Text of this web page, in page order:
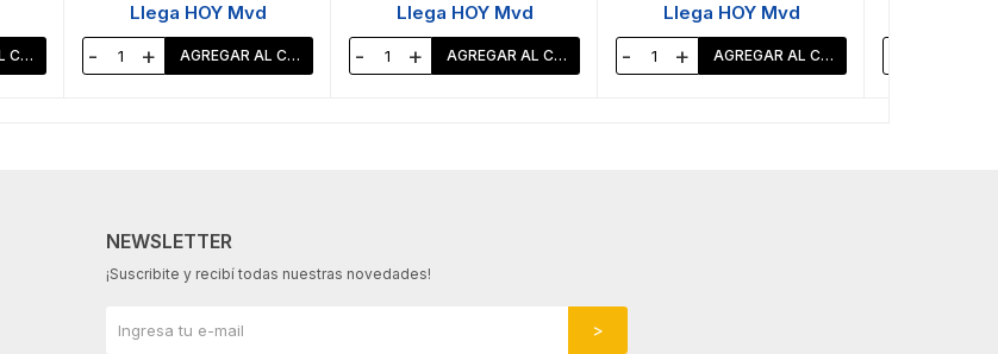
Llega HOY Mvd
- +
Llega HOY Mvd
- +
Llega HOY Mvd
- +
NEWSLETTER
¡Suscribite y recibí todas nuestras novedades!